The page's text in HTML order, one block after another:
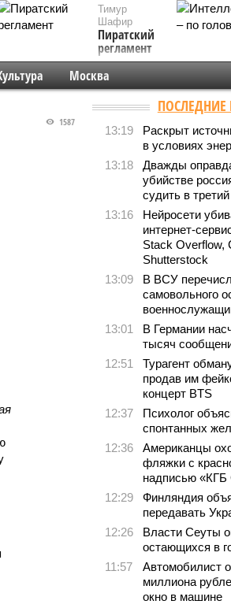
Тимур
Шафир
Пиратский
регламент
Москва
1587
ПОСЛЕДНИЕ
13:19
Раскрыт
в условиях
13:18
Дважды
убийстве
судить в
13:16
Нейросети
интернет-
Stack Overflow,
Shutterstock
13:09
В ВСУ
самовольного
13:01
В Германии
тысяч
12:51
Турагент
продав им
концерт BTS
12:37
Психолог
спонтанных
12:36
Американцы
фляжки с
надписью
12:29
Финляндия
передавать
12:26
Власти Сеуты
остающихся в
11:57
Автомобилист
миллиона
окно в машине